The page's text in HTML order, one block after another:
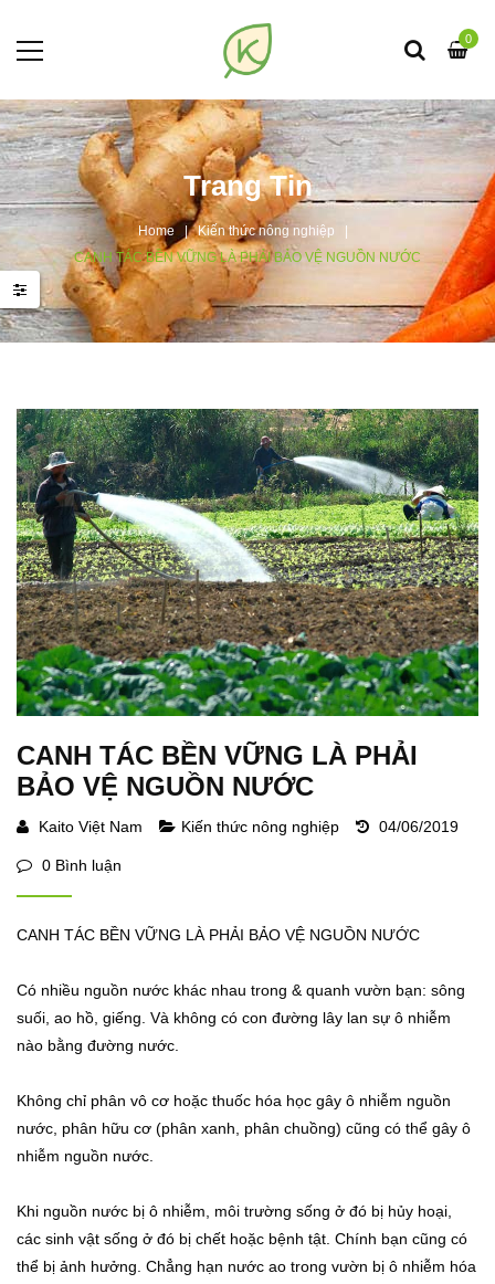
0
Trang Tin
Home
Kiến thức nông nghiệp
CANH TÁC BỀN VỮNG LÀ PHẢI BẢO VỆ NGUỒN NƯỚC
CANH TÁC BỀN VỮNG LÀ PHẢI
BẢO VỆ NGUỒN NƯỚC
Kaito Việt Nam Kiến thức nông nghiệp 04/06/2019
0 Bình luận
CANH TÁC BỀN VỮNG LÀ PHẢI BẢO VỆ NGUỒN NƯỚC
Có nhiều nguồn nước khác nhau trong & quanh vườn bạn: sông
suối, ao hồ, giếng. Và không có con đường lây lan sự ô nhiễm
nào bằng đường nước.
Không chỉ phân vô cơ hoặc thuốc hóa học gây ô nhiễm nguồn
nước, phân hữu cơ (phân xanh, phân chuồng) cũng có thể gây ô
nhiễm nguồn nước.
Khi nguồn nước bị ô nhiễm, môi trường sống ở đó bị hủy hoại,
các sinh vật sống ở đó bị chết hoặc bệnh tật. Chính bạn cũng có
thể bị ảnh hưởng. Chẳng hạn nước ao trong vườn bị ô nhiễm hóa